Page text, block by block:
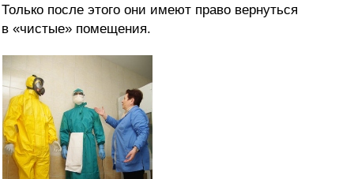
Только после этого они имеют право вернуться
в «чистые» помещения.